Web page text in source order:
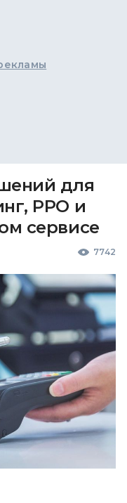
для
РРО и
сервисе
7742